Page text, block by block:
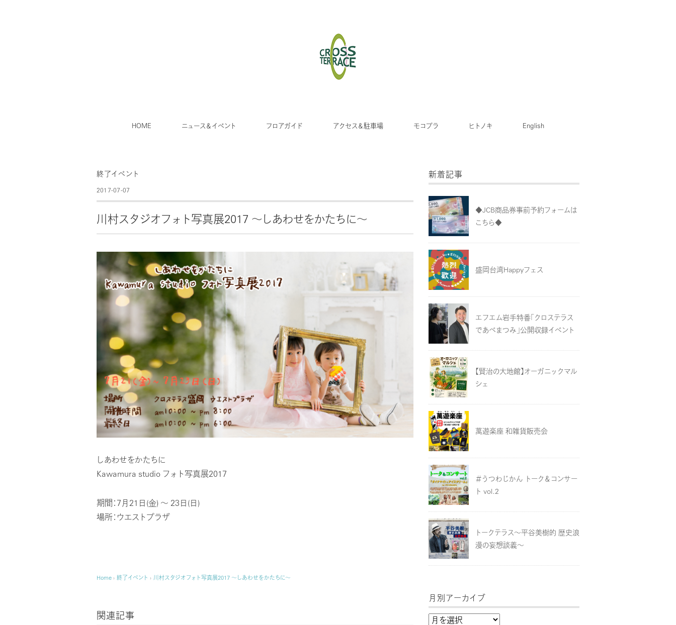
HOME ニュース＆イベント フロアガイド アクセス＆駐車場 モコプラ ヒトノキ English
終了イベント
2017-07-07
川村スタジオフォト写真展2017 ～しあわせをかたちに～
しあわせをかたちに
Kawamura studio フォト写真展2017
期間：7月21日(金) ～ 23日(日)
場所：ウエストプラザ
Home › 終了イベント › 川村スタジオフォト写真展2017 ～しあわせをかたちに～
関連記事
新着記事
◆JCB商品券事前予約フォームは
こちら◆
盛岡台湾Happyフェス
エフエム岩手特番「クロステラス
であべまつみ」公開収録イベント
【賢治の大地館】オーガニックマル
シェ
萬遊楽座 和雑貨販売会
＃うつわじかん トーク＆コンサー
ト vol.2
トークテラス～平谷美樹的 歴史浪
漫の妄想談義～
月別アーカイブ
月